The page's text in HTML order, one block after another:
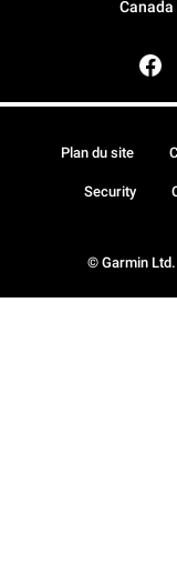
© Garmin
Plan du site
Security